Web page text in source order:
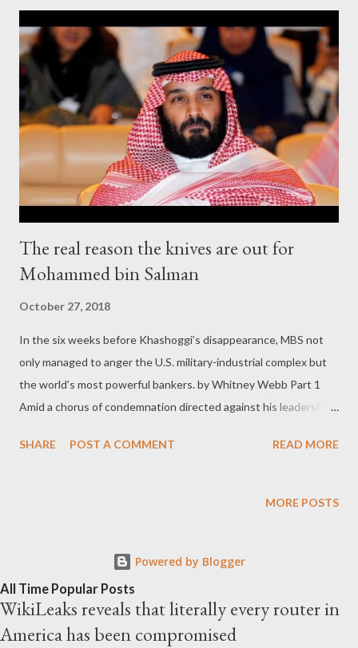
lenders in 2015 before resigning after Athens agreed to EU’s
austerity terms, says the world today is facing a crisis of
leadership similar to what Europe saw in the 1930s. With the
establishment failing the common people, populist nationalist
forces are rising to power, offering quick and simple solutions to
problems like social inequality, loss of jobs to countries with
cheaper labor and mass migration. Steven Bannon, the former
st...
The real reason the knives are out for
Mohammed bin Salman
October 27, 2018
In the six weeks before Khashoggi’s disappearance, MBS not
only managed to anger the U.S. military-industrial complex but
the world’s most powerful bankers. by Whitney Webb Part 1
Amid a chorus of condemnation directed against his leadership
Saudi Crown Prince Mohammed bin Salman – popularly known
uncertain terms on Wednesday, calling the deed a “ heinous
media reports, the majority of which had cited anonymous
sources from within the Turkish and U.S. governments, revealed
the grisly details of the journalist’s final moments and the
subsequent attempt by his killers to cover their tracks. Yet,
SHARE POST A COMMENT READ MORE
MORE POSTS
Powered by Blogger
All Time Popular Posts
WikiLeaks reveals that literally every router in
America has been compromised